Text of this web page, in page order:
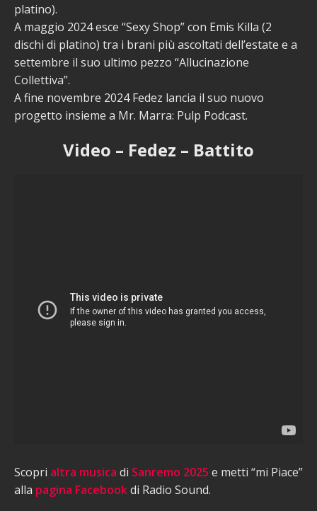
platino).
A maggio 2024 esce “Sexy Shop” con Emis Killa (2
dischi di platino) tra i brani più ascoltati dell’estate e a
settembre il suo ultimo pezzo “Allucinazione
Collettiva”.
A fine novembre 2024 Fedez lancia il suo nuovo
progetto insieme a Mr. Marra: Pulp Podcast.
Video – Fedez – Battito
Scopri altra musica di Sanremo 2025 e metti “mi Piace”
alla pagina Facebookdi Radio Sound.